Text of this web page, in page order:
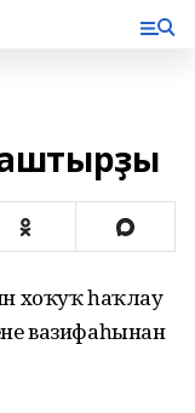
хоҡуҡ һаҡлау
вазифаһынан